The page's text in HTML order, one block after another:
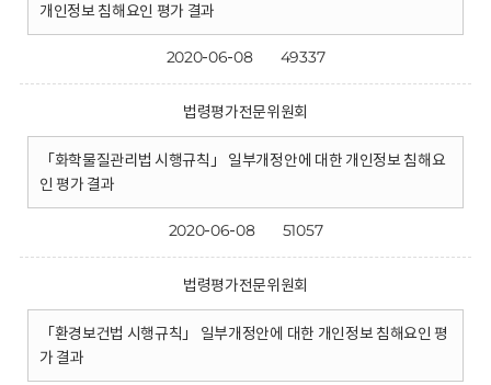
개인정보 침해요인 평가 결과
2020-06-08 49337
법령평가전문위원회
「화학물질관리법 시행규칙」 일부개정안에 대한 개인정보 침해요
인 평가 결과
2020-06-08 51057
법령평가전문위원회
「환경보건법 시행규칙」 일부개정안에 대한 개인정보 침해요인 평
가 결과